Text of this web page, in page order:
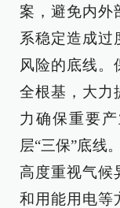
案，避免内外
系稳定造成过
风险的底线。
全根基，大力
力确保重要
层“三保”底线
高度重视气候
和用能用电等